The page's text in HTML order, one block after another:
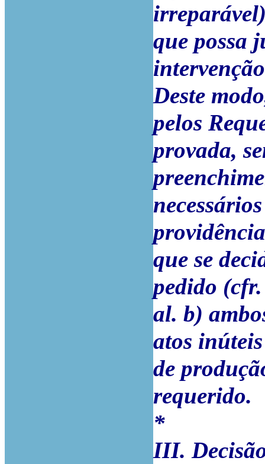
que possa
Deste
pelos
provada,
que se
pedido (cfr.
al. b)
atos
de
requerido.
*
III.